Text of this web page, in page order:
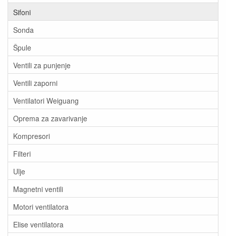
Sifoni
Sonda
Špule
Ventili za punjenje
Ventili zaporni
Ventilatori Weiguang
Oprema za zavarivanje
Kompresori
Filteri
Ulje
Magnetni ventili
Motori ventilatora
Elise ventilatora